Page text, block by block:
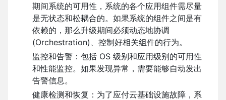
期间系统的可用性，系统的各个应用组件需尽量
是无状态和松耦合的。如果系统的组件之间是有
依赖的，那么升级期间必须动态地协调
(Orchestration)、控制好相关组件的行为。
监控和告警：包括 OS 级别和应用级别的可用性
和性能监控。如果发现异常，需要能够自动发出
告警信息。
健康检测和恢复：为了应付云基础设施故障，系